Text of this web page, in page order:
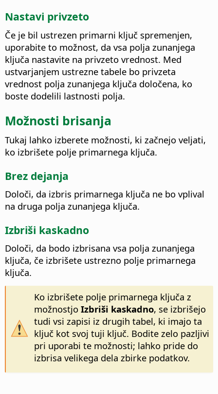
Nastavi privzeto
Če je bil ustrezen primarni ključ spremenjen,
uporabite to možnost, da vsa polja zunanjega
ključa nastavite na privzeto vrednost. Med
ustvarjanjem ustrezne tabele bo privzeta
vrednost polja zunanjega ključa določena, ko
boste dodelili lastnosti polja.
Možnosti brisanja
Tukaj lahko izberete možnosti, ki začnejo veljati,
ko izbrišete polje primarnega ključa.
Brez dejanja
Določi, da izbris primarnega ključa ne bo vplival
na druga polja zunanjega ključa.
Izbriši kaskadno
Določi, da bodo izbrisana vsa polja zunanjega
ključa, če izbrišete ustrezno polje primarnega
ključa.
Ko izbrišete polje primarnega ključa z
možnostjo Izbriši kaskadno, se izbrišejo
tudi vsi zapisi iz drugih tabel, ki imajo ta
ključ kot svoj tuji ključ. Bodite zelo pazljivi
pri uporabi te možnosti; lahko pride do
izbrisa velikega dela zbirke podatkov.